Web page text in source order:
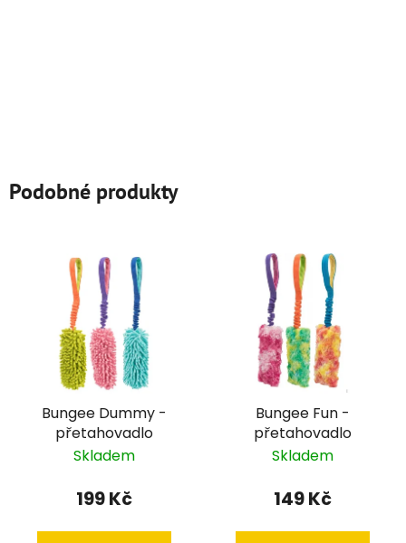
Podobné produkty
Bungee Dummy -
přetahovadlo
Skladem
199 Kč
Bungee Fun -
přetahovadlo
Skladem
149 Kč